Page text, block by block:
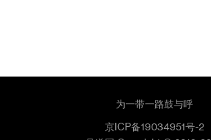
为一带一路鼓与呼
京ICP备19034951号-2